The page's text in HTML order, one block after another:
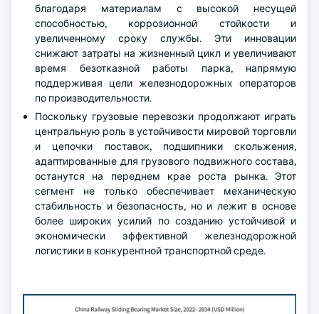
благодаря материалам с высокой несущей
способностью, коррозионной стойкости и
увеличенному сроку службы. Эти инновации
снижают затраты на жизненный цикл и увеличивают
время безотказной работы парка, напрямую
поддерживая цели железнодорожных операторов
по производительности.
Поскольку грузовые перевозки продолжают играть
центральную роль в устойчивости мировой торговли
и цепочки поставок, подшипники скольжения,
адаптированные для грузового подвижного состава,
останутся на переднем крае роста рынка. Этот
сегмент не только обеспечивает механическую
стабильность и безопасность, но и лежит в основе
более широких усилий по созданию устойчивой и
экономически эффективной железнодорожной
логистики в конкурентной транспортной среде.